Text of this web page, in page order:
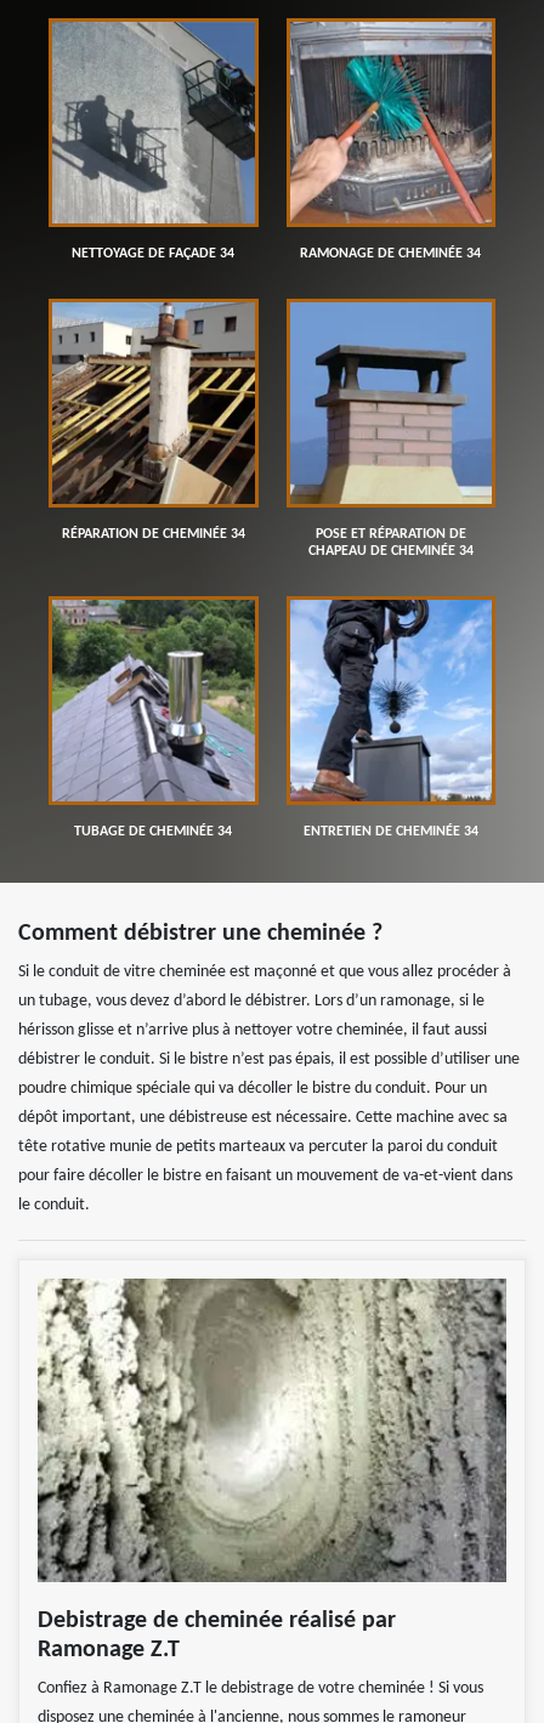
NETTOYAGE DE FAÇADE 34 RAMONAGE DE CHEMINÉE 34
RÉPARATION DE CHEMINÉE 34
POSE ET RÉPARATION DE
CHAPEAU DE CHEMINÉE 34
TUBAGE DE CHEMINÉE 34 ENTRETIEN DE CHEMINÉE 34
Comment débistrer une cheminée ?
Si le conduit de vitre cheminée est maçonné et que vous allez procéder à
un tubage, vous devez d’abord le débistrer. Lors d’un ramonage, si le
hérisson glisse et n’arrive plus à nettoyer votre cheminée, il faut aussi
débistrer le conduit. Si le bistre n’est pas épais, il est possible d’utiliser une
poudre chimique spéciale qui va décoller le bistre du conduit. Pour un
dépôt important, une débistreuse est nécessaire. Cette machine avec sa
tête rotative munie de petits marteaux va percuter la paroi du conduit
pour faire décoller le bistre en faisant un mouvement de va-et-vient dans
le conduit.
Debistrage de cheminée réalisé par
Ramonage Z.T
Confiez à Ramonage Z.T le debistrage de votre cheminée ! Si vous
disposez une cheminée à l'ancienne, nous sommes le ramoneur